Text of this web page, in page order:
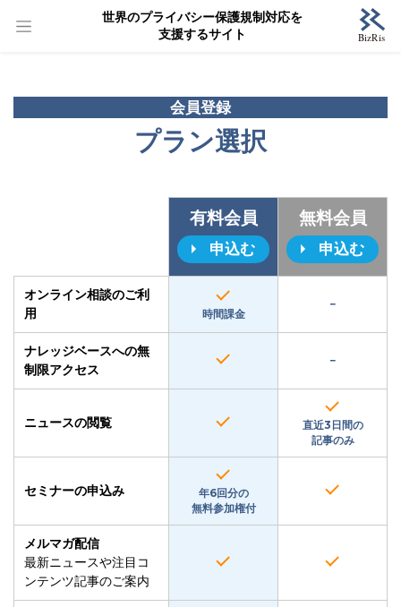
世界のプライバシー保護規制対応を
支援するサイト
会員登録
プラン選択
有料会員
申込む
無料会員
申込む
オンライン相談のご利
用
時間課金
−
ナレッジベースへの無
制限アクセス
−
ニュースの閲覧
直近3日間の
記事のみ
セミナーの申込み
年6回分の
無料参加権付
メルマガ配信
最新ニュースや注目コ
ンテンツ記事のご案内